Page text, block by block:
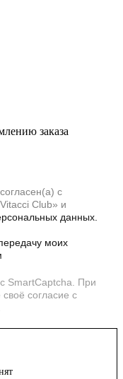
заказа
с
Club» и
данных.
моих
SmartCaptcha. При
согласие с